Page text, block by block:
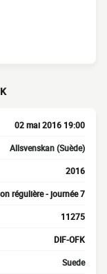
02 mai 2016 19:00
Allsvenskan (Suède)
2016
régulière - journée 7
11275
DIF-OFK
Suede